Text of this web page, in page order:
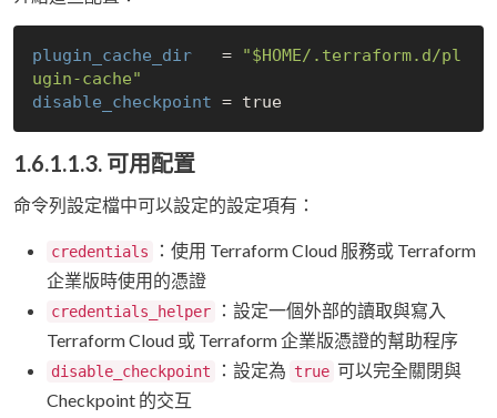
plugin_cache_dir
   =
"$HOME/.terraform.d/pl
ugin-cache"
disable_checkpoint = true
1.6.1.1.3. 可用配置
命令列設定檔中可以設定的設定項有：
credentials
：使用 Terraform Cloud 服務或 Terraform
企業版時使用的憑證
credentials_helper
：設定一個外部的讀取與寫入
Terraform Cloud 或 Terraform 企業版憑證的幫助程序
disable_checkpoint ：設定為 true 可以完全關閉與
Checkpoint 的交互